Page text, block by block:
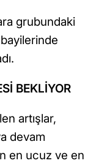
grubundaki
BEKLİYOR
artışlar,
devam
en ucuz ve en